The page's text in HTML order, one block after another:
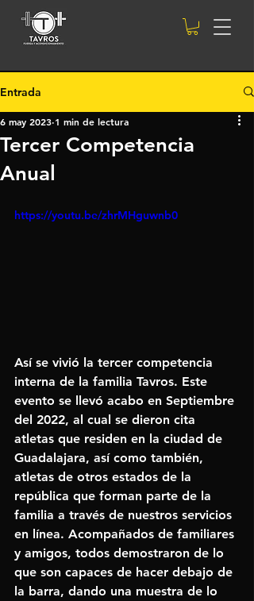
Entrada
Tercer Competencia
Anual
6 may 2023 1 min de lectura
https://youtu.be/zhrMHguwnb0
Así se vivió la tercer competencia
interna de la familia Tavros. Este
evento se llevó acabo en Septiembre
del 2022, al cual se dieron cita
atletas que residen en la ciudad de
Guadalajara, así como también,
atletas de otros estados de la
república que forman parte de la
familia a través de nuestros servicios
en línea. Acompañados de familiares
y amigos, todos demostraron de lo
que son capaces de hacer debajo de
la barra, dando una muestra de lo